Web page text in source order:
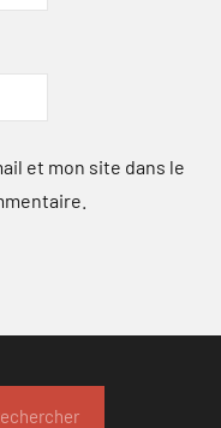
et mon site dans le